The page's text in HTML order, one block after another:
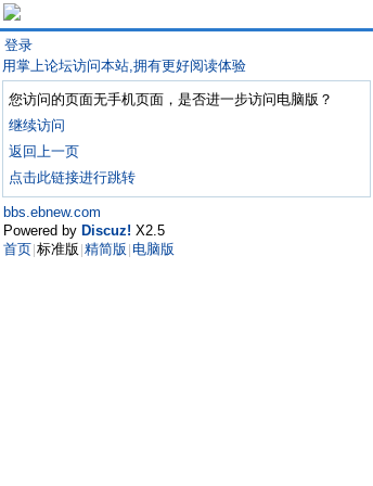
登录
用掌上论坛访问本站,拥有更好阅读体验
您访问的页面无手机页面，是否进一步访问电脑版？
继续访问
返回上一页
点击此链接进行跳转
bbs.ebnew.com
Powered by Discuz! X2.5
首页 标准版 精简版 电脑版